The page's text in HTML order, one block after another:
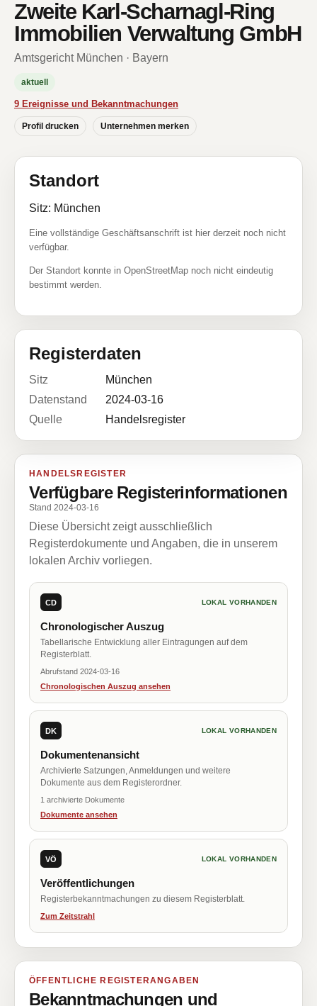
Zweite Karl-Scharnagl-Ring
Immobilien Verwaltung GmbH
Amtsgericht München · Bayern
aktuell
9 Ereignisse und Bekanntmachungen
Profil drucken Unternehmen merken
Standort
Sitz: München
Eine vollständige Geschäftsanschrift ist hier derzeit noch nicht
verfügbar.
Der Standort konnte in OpenStreetMap noch nicht eindeutig
bestimmt werden.
Registerdaten
Sitz
München
Datenstand
2024-03-16
Quelle
Handelsregister
HANDELSREGISTER
Verfügbare Registerinformationen
Stand 2024-03-16
Diese Übersicht zeigt ausschließlich
Registerdokumente und Angaben, die in unserem
lokalen Archiv vorliegen.
CD LOKAL VORHANDEN
Chronologischer Auszug
Tabellarische Entwicklung aller Eintragungen auf dem
Registerblatt.
Abrufstand 2024-03-16
Chronologischen Auszug ansehen
DK LOKAL VORHANDEN
Dokumentenansicht
Archivierte Satzungen, Anmeldungen und weitere
Dokumente aus dem Registerordner.
1 archivierte Dokumente
Dokumente ansehen
VÖ LOKAL VORHANDEN
Veröffentlichungen
Registerbekanntmachungen zu diesem Registerblatt.
Zum Zeitstrahl
ÖFFENTLICHE REGISTERANGABEN
Bekanntmachungen und